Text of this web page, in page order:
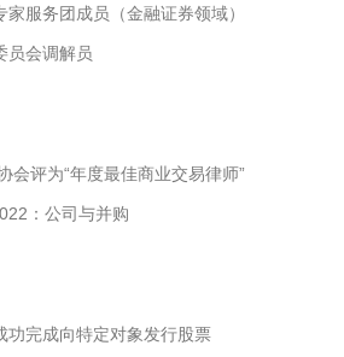
服务团成员（金融证券领域）
员会调解员
会评为“年度最佳商业交易律师”
：公司与并购
功完成向特定对象发行股票